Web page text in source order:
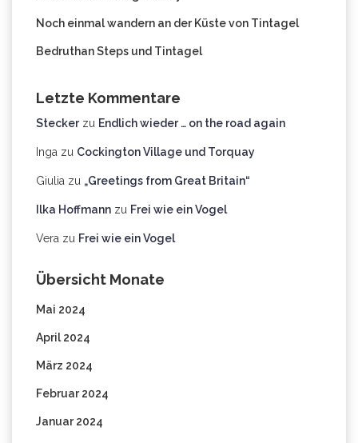
Noch einmal wandern an der Küste von Tintagel
Bedruthan Steps und Tintagel
Letzte Kommentare
Steckerzu Endlich wieder … on the road again
Inga zu Cockington Village und Torquay
Giulia zu „Greetings from Great Britain“
Ilka Hoffmann zu Frei wie ein Vogel
Vera zu Frei wie ein Vogel
Übersicht Monate
Mai 2024
April 2024
März 2024
Februar 2024
Januar 2024